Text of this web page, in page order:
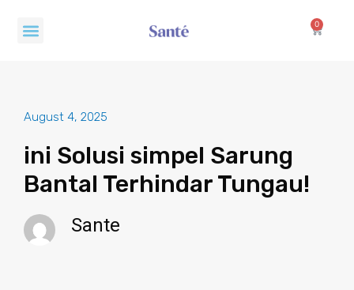
Menu 0 Cart
August 4, 2025
ini Solusi simpel Sarung
Bantal Terhindar Tungau!
Sante